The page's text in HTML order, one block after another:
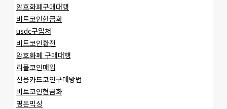
암호화폐구매대행
비트코인현금화
usdc구입처
비트코인환전
암호화폐 구매대행
리플코인매입
신용카드코인구매방법
비트코인현금화
핑돈믹싱